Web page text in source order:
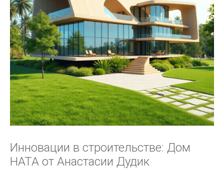
Инновации в строительстве: Дом
HATA от Анастасии Дудик